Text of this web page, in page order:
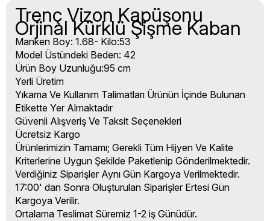
Trenç Vizon Kapüşonu
Orjinal Kürklü Şişme Kaban
Manken Boy: 1.68- Kilo:53
Model Üstündeki Beden: 42
Ürün Boy Uzunluğu:95 cm
Yerli Üretim
Yıkama Ve Kullanım Talimatları Ürünün İçinde Bulunan
Etikette Yer Almaktadır
Güvenli Alışveriş Ve Taksit Seçenekleri
Ücretsiz Kargo
Ürünlerimizin Tamamı; Gerekli Tüm Hijyen Ve Kalite
Kriterlerine Uygun Şekilde Paketlenip Gönderilmektedir.
Verdiğiniz Siparişler Aynı Gün Kargoya Verilmektedir.
17:00' dan Sonra Oluşturulan Siparişler Ertesi Gün
Kargoya Verilir.
Ortalama Teslimat Süremiz 1-2 iş Günüdür.